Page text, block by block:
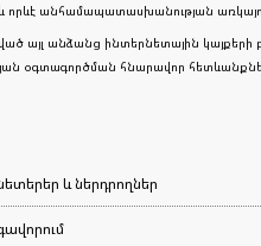
որևէ անհամապատասխանության
այլ անձանց ինտերնետային
օգտագործման հնարավոր
և ներդրողներ